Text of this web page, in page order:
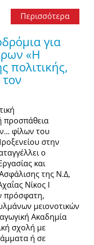
Περισσότερα
για
«Η
πολιτικής,
προσπάθεια
φίλων του
στην
ο
και
της Ν.Δ,
Νίκος Ι
πρόσφατη,
μειονοτικών
Ακαδημία
σχολή με
ή σε